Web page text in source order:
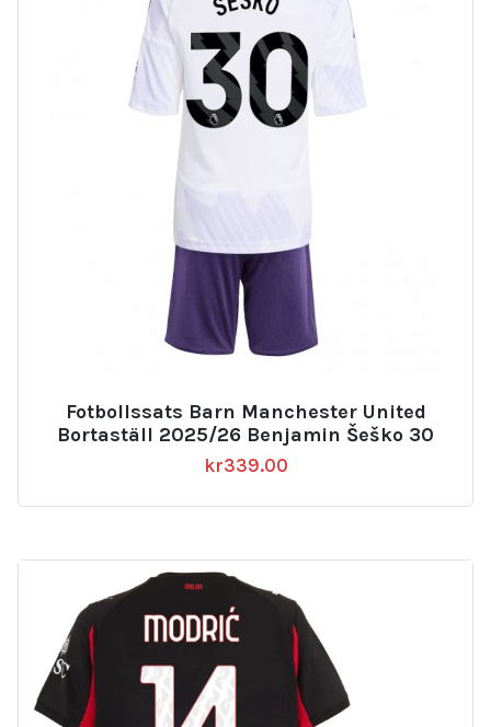
Fotbollssats Barn Manchester United
Bortaställ 2025/26 Benjamin Šeško 30
kr339.00